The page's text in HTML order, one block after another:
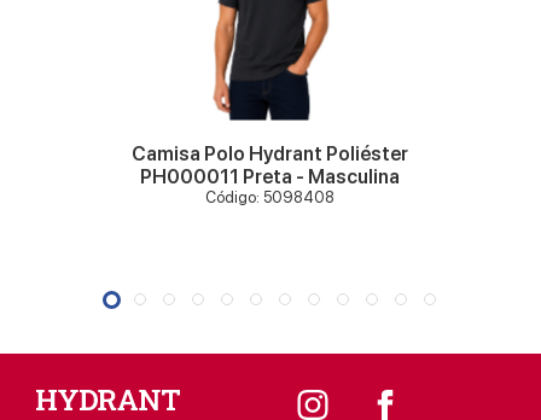
VER MAIS
Camisa Polo Hydrant Poliéster
PH000011 Preta - Masculina
Código: 5098408